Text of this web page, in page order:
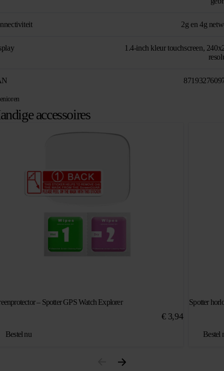
2g en 4g
1.4-inch kleur touchscreen,
accessoires
– Spotter GPS Watch Explorer
€3,94
Bestel nu
Spotter
Bestel